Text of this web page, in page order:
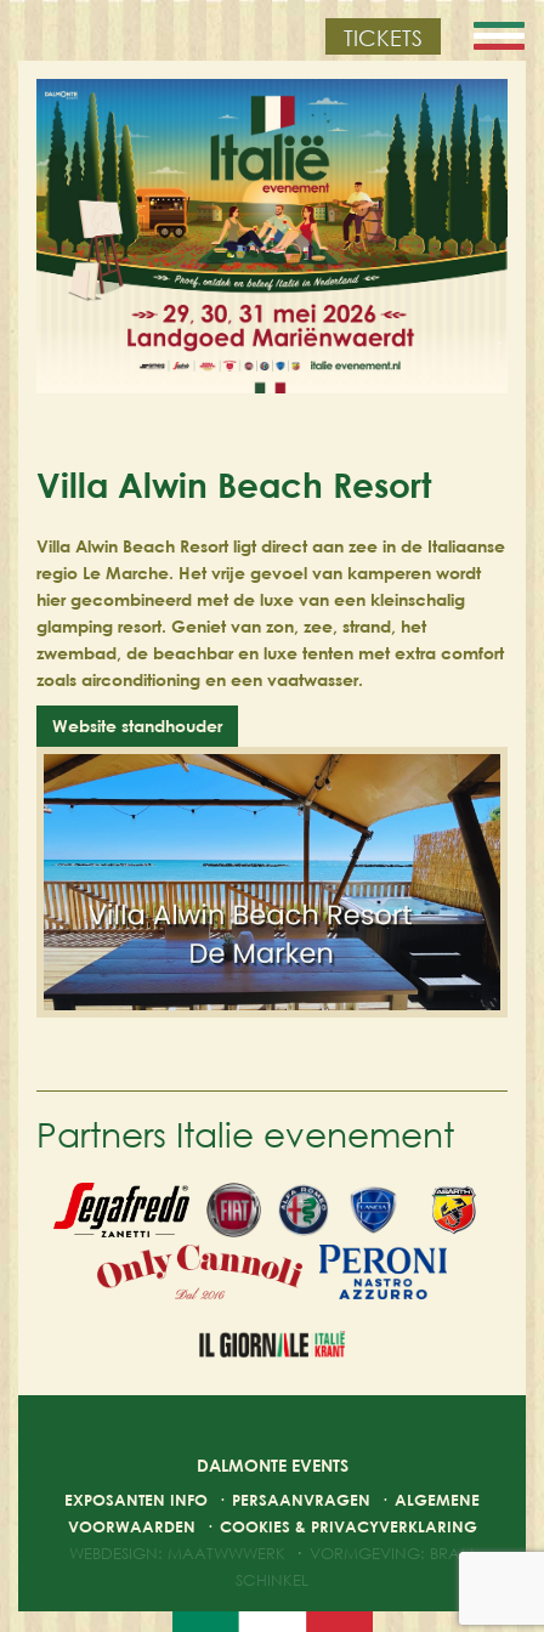
TICKETS
Villa Alwin Beach Resort
Villa Alwin Beach Resort ligt direct aan zee in de Italiaanse
regio Le Marche. Het vrije gevoel van kamperen wordt
hier gecombineerd met de luxe van een kleinschalig
glamping resort. Geniet van zon, zee, strand, het
zwembad, de beachbar en luxe tenten met extra comfort
zoals airconditioning en een vaatwasser.
Website standhouder
Partners Italie evenement
DALMONTE EVENTS
EXPOSANTEN INFO · PERSAANVRAGEN · ALGEMENE
VOORWAARDEN · COOKIES & PRIVACYVERKLARING
WEBDESIGN: MAATWWWERK · VORMGEVING: BRAM
SCHINKEL